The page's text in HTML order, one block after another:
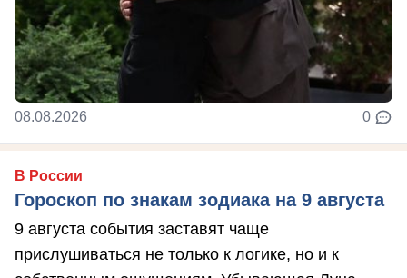
08.08.2026 0
В России
Гороскоп по знакам зодиака на 9 августа
9 августа события заставят чаще
прислушиваться не только к логике, но и к